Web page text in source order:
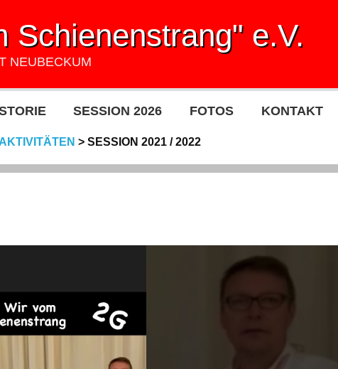
Schienenstrang" e.V.
NEUBECKUM
SESSION 2026 FOTOS KONTAKT
AKTIVITÄTEN > SESSION 2021 / 2022